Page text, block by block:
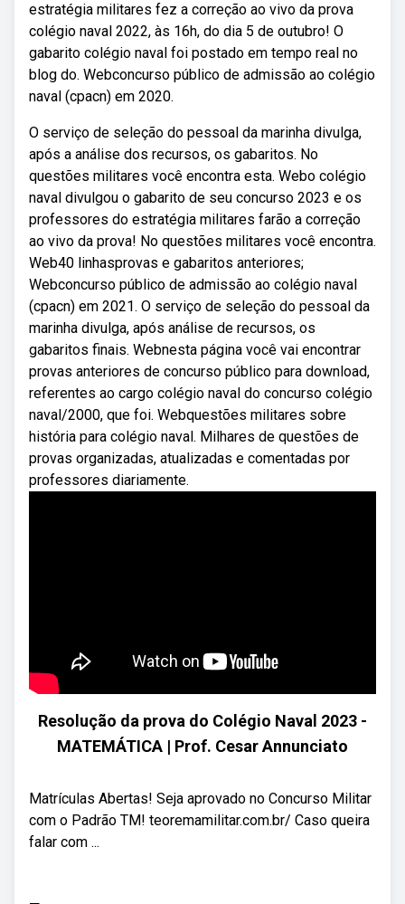
estratégia militares fez a correção ao vivo da prova
colégio naval 2022, às 16h, do dia 5 de outubro! O
gabarito colégio naval foi postado em tempo real no
blog do. Webconcurso público de admissão ao colégio
naval (cpacn) em 2020.
O serviço de seleção do pessoal da marinha divulga,
após a análise dos recursos, os gabaritos. No
questões militares você encontra esta. Webo colégio
naval divulgou o gabarito de seu concurso 2023 e os
professores do estratégia militares farão a correção
ao vivo da prova! No questões militares você encontra.
Web40 linhasprovas e gabaritos anteriores;
Webconcurso público de admissão ao colégio naval
(cpacn) em 2021. O serviço de seleção do pessoal da
marinha divulga, após análise de recursos, os
gabaritos finais. Webnesta página você vai encontrar
provas anteriores de concurso público para download,
referentes ao cargo colégio naval do concurso colégio
naval/2000, que foi. Webquestões militares sobre
história para colégio naval. Milhares de questões de
provas organizadas, atualizadas e comentadas por
professores diariamente.
Resolução da prova do Colégio Naval 2023 -
MATEMÁTICA | Prof. Cesar Annunciato
Matrículas Abertas! Seja aprovado no Concurso Militar
com o Padrão TM! teoremamilitar.com.br/ Caso queira
falar com ...